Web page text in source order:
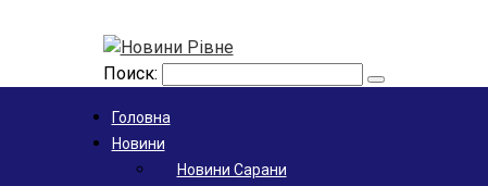
Поиск:
Головна
Новини
Новини Сарани